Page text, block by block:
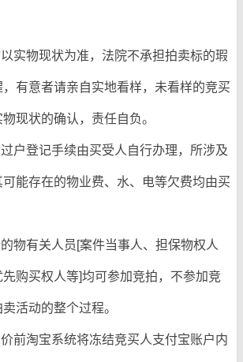
实物现状为准，法院不承担拍卖标的瑕
有意者请亲自实地看样，未看样的竞买
现状的确认，责任自负。
户登记手续由买受人自行办理，所涉及
能存在的物业费、水、电等欠费均由买
物有关人员[案件当事人、担保物权人
先购买权人等]均可参加竞拍，不参加竞
活动的整个过程。
前淘宝系统将冻结竞买人支付宝账户内